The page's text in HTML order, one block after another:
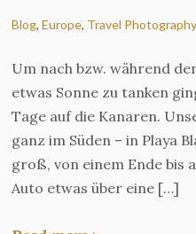
Blog,Europe, Travel Photography
Um nach bzw. während
etwas Sonne zu tanken
Tage auf die Kanaren.
ganz im Süden – in Playa
groß, von einem Ende bis
Auto etwas über eine […]